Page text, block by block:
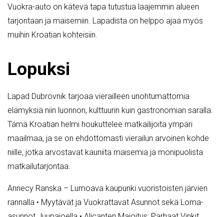
Vuokra-auto on kätevä tapa tutustua laajemmin alueen
tarjontaan ja maisemiin. Lapadista on helppo ajaa myös
muihin Kroatian kohteisiin.
Lopuksi
Lapad Dubrovnik tarjoaa vierailleen unohtumattomia
elämyksiä niin luonnon, kulttuurin kuin gastronomian saralla.
Tämä Kroatian helmi houkuttelee matkailijoita ympäri
maailmaa, ja se on ehdottomasti vierailun arvoinen kohde
niille, jotka arvostavat kauniita maisemia ja monipuolista
matkailutarjontaa.
Annecy Ranska – Lumoava kaupunki vuoristoisten järvien
rannalla • Myytävät ja Vuokrattavat Asunnot sekä Loma-